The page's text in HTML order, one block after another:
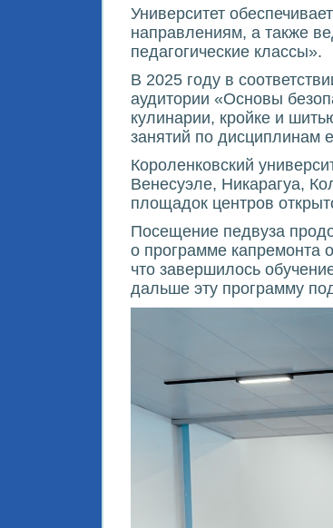
Университет
направлениям, а также
педагогические классы».
В 2025 году в
аудитории «Основы
кулинарии, кройке и
занятий по дисциплинам
Короленковский
Венесуэле, Никарагуа,
площадок центров
Посещение педвуза
о программе капремонта
что завершилось
дальше эту программу